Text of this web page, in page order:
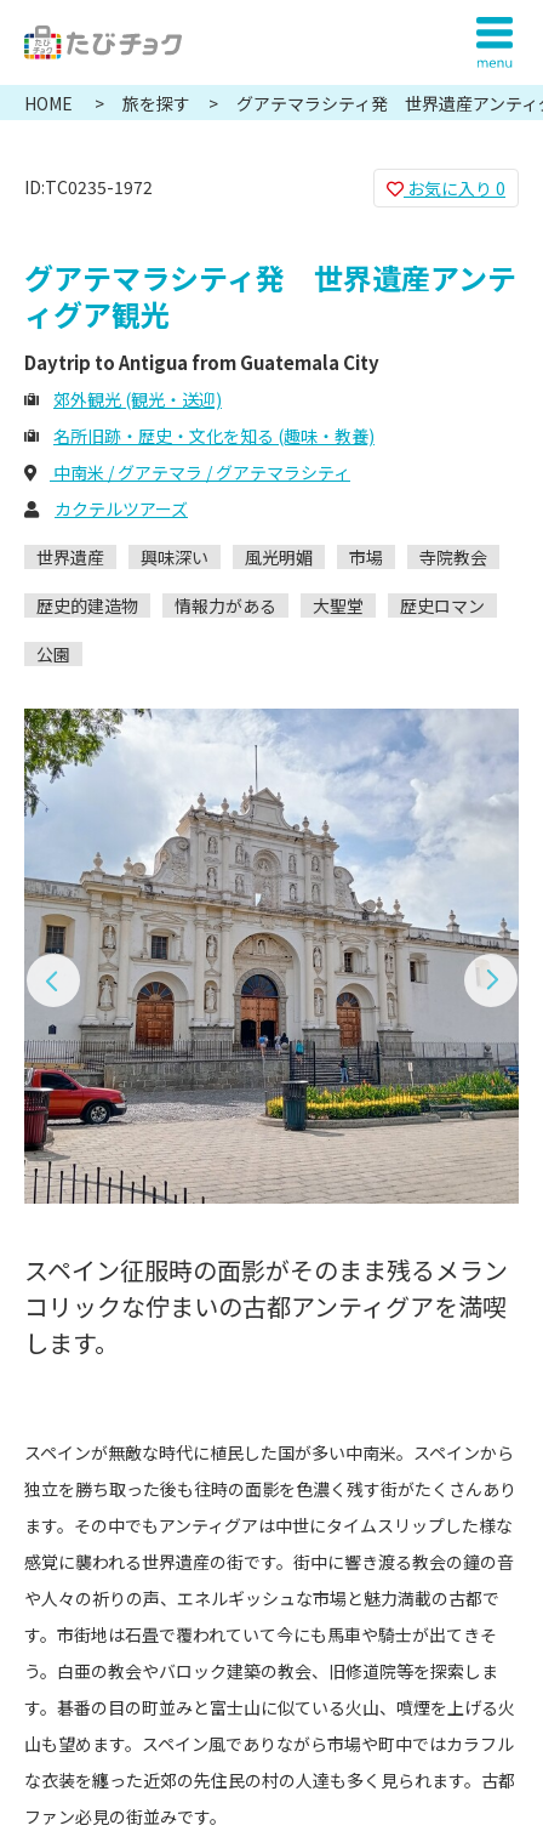
HOME 旅を探す グアテマラシティ発 世界遺産アンティ
ID:TC0235-1972 お気に入り 0
グアテマラシティ発 世界遺産アンテ
ィグア観光
Daytrip to Antigua from Guatemala City
郊外観光 (観光・送迎)
名所旧跡・歴史・文化を知る (趣味・教養)
中南米 / グアテマラ / グアテマラシティ
カクテルツアーズ
世界遺産
興味深い 風光明媚 市場
寺院教会
歴史的建造物
情報力がある 大聖堂
歴史ロマン
公園
スペイン征服時の面影がそのまま残るメラン
コリックな佇まいの古都アンティグアを満喫
します。
スペインが無敵な時代に植民した国が多い中南米。スペインから
独立を勝ち取った後も往時の面影を色濃く残す街がたくさんあり
ます。その中でもアンティグアは中世にタイムスリップした様な
感覚に襲われる世界遺産の街です。街中に響き渡る教会の鐘の音
や人々の祈りの声、エネルギッシュな市場と魅力満載の古都で
す。市街地は石畳で覆われていて今にも馬車や騎士が出てきそ
う。白亜の教会やバロック建築の教会、旧修道院等を探索しま
す。碁番の目の町並みと富士山に似ている火山、噴煙を上げる火
山も望めます。スペイン風でありながら市場や町中ではカラフル
な衣装を纏った近郊の先住民の村の人達も多く見られます。古都
ファン必見の街並みです。